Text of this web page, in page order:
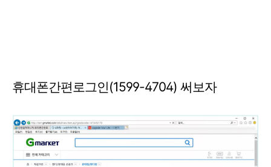
휴대폰간편로그인(1599-4704) 써보자